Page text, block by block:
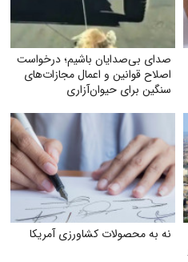
صدای بی‌صدایان باشیم؛ درخواست
اصلاح قوانین و اعمال مجازات‌های
سنگین برای حیوان‌آزاری
نه به محصولات کشاورزی آمریکا